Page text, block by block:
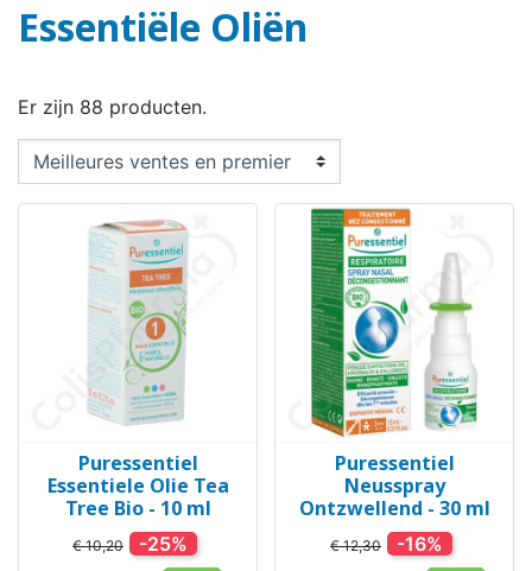
Essentiële Oliën
Er zijn 88 producten.
Puressentiel
Essentiele Olie Tea
Tree Bio - 10 ml
€ 10,20 -25%
Puressentiel
Neusspray
Ontzwellend - 30 ml
€ 12,30 -16%